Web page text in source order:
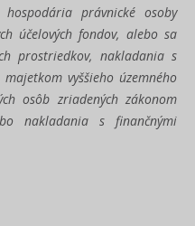
právnické osoby
účelových fondov, alebo sa
prostriedkov, nakladania s
vyššieho územného
osôb zriadených zákonom
nakladania s finančnými